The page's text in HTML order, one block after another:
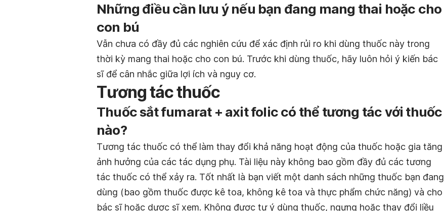
Những điều cần lưu ý nếu bạn đang mang thai hoặc cho
con bú
Vẫn chưa có đầy đủ các nghiên cứu để xác định rủi ro khi dùng thuốc này trong
thời kỳ mang thai hoặc cho con bú. Trước khi dùng thuốc, hãy luôn hỏi ý kiến bác
sĩ để cân nhắc giữa lợi ích và nguy cơ.
Tương tác thuốc
Thuốc sắt fumarat + axit folic có thể tương tác với thuốc
nào?
Tương tác thuốc có thể làm thay đổi khả năng hoạt động của thuốc hoặc gia tăng
ảnh hưởng của các tác dụng phụ. Tài liệu này không bao gồm đầy đủ các tương
tác thuốc có thể xảy ra. Tốt nhất là bạn viết một danh sách những thuốc bạn đang
dùng (bao gồm thuốc được kê toa, không kê toa và thực phẩm chức năng) và cho
bác sĩ hoặc dược sĩ xem. Không được tự ý dùng thuốc, ngưng hoặc thay đổi liều